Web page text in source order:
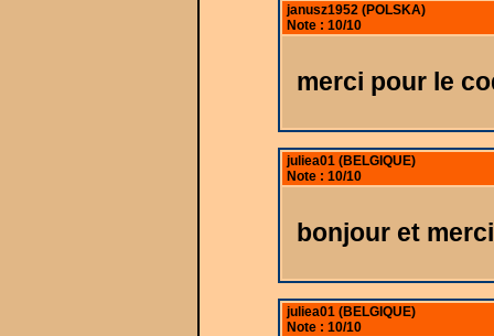
janusz1952 (POLSKA)
Note : 10/10
merci pour le
juliea01 (BELGIQUE)
Note : 10/10
bonjour et
juliea01 (BELGIQUE)
Note : 10/10